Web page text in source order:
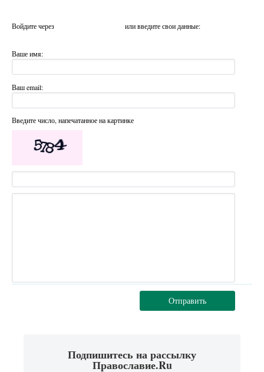
Войдите через или введите свои данные:
Ваше имя:
Ваш email:
Введите число, напечатанное на картинке
Отправить
Подпишитесь на рассылку
Православие.Ru